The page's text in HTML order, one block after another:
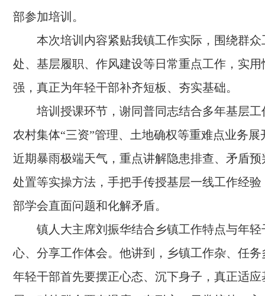
部参加培训。
本次培训内容紧贴我镇工作实际，围绕群
处、基层履职、作风建设等日常重点工作，实用
强，真正为年轻干部补齐短板、夯实基础。
培训授课环节，谢同普同志结合多年基层
农村集体“三资”管理、土地确权等重难点业务展
近期暴雨极端天气，重点讲解隐患排查、矛盾
处置等实操方法，手把手传授基层一线工作经
部学会直面问题和化解矛盾。
镇人大主席刘振华结合乡镇工作特点与年轻
心、分享工作体会。他讲到，乡镇工作杂、任
年轻干部首先要摆正心态、沉下身子，真正适